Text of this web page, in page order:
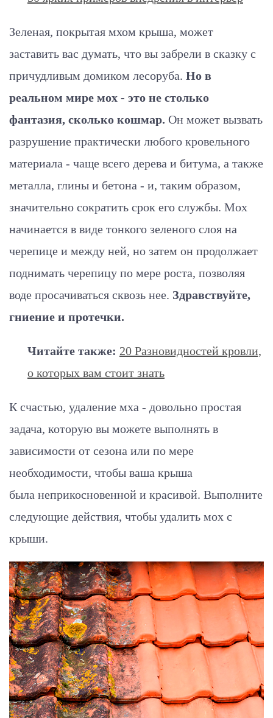
Зеленая, покрытая мхом крыша, может
заставить вас думать, что вы забрели в сказку с
причудливым домиком лесоруба. Но в
реальном мире мох - это не столько
фантазия, сколько кошмар. Он может вызвать
разрушение практически любого кровельного
материала - чаще всего дерева и битума, а также
металла, глины и бетона - и, таким образом,
значительно сократить срок его службы. Мох
начинается в виде тонкого зеленого слоя на
черепице и между ней, но затем он продолжает
поднимать черепицу по мере роста, позволяя
воде просачиваться сквозь нее. Здравствуйте,
гниение и протечки.
Читайте также: 20 Разновидностей кровли,
о которых вам стоит знать
К счастью, удаление мха - довольно простая
задача, которую вы можете выполнять в
зависимости от сезона или по мере
необходимости, чтобы ваша крыша
была неприкосновенной и красивой. Выполните
следующие действия, чтобы удалить мох с
крыши.